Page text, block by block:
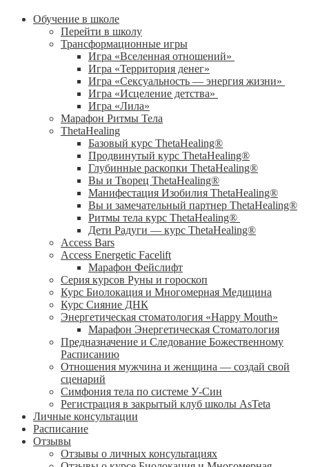
Обучение в школе
Перейти в школу
Трансформационные игры
Игра «Вселенная отношений»
Игра «Территория денег»
Игра «Сексуальность — энергия жизни»
Игра «Исцеление детства»
Игра «Лила»
Марафон Ритмы Тела
ThetaHealing
Базовый курс ThetaHealing®
Продвинутый курс ThetaHealing®
Глубинные раскопки ThetaHealing®
Вы и Творец ThetaHealing®
Манифестация Изобилия ThetaHealing®
Вы и замечательный партнер ThetaHealing®
Ритмы тела курс ThetaHealing®
Дети Радуги — курс ThetaHealing®
Access Bars
Access Energetic Facelift
Марафон Фейслифт
Серия курсов Руны и гороскоп
Курс Биолокация и Многомерная Медицина
Курс Сияние ДНК
Энергетическая стоматология «Happy Mouth»
Марафон Энергетическая Cтоматология
Предназначение и Следование Божественному
Расписанию
Отношения мужчина и женщина — создай свой
сценарий
Симфония тела по системе У-Син
Регистрация в закрытый клуб школы AsTeta
Личные консультации
Расписание
Отзывы
Отзывы о личных консультациях